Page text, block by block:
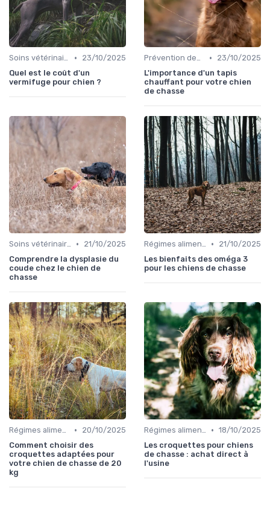
Soins vétérinaires pour chiens de chasse •
23/10/2025
Quel est le coût d'un
vermifuge pour chien ?
Prévention des blessures •
23/10/2025
L'importance d'un tapis
chauffant pour votre chien
de chasse
Soins vétérinaires pour chiens de chasse •
21/10/2025
Comprendre la dysplasie du
coude chez le chien de
chasse
Régimes alimentaires spécifiques •
21/10/2025
Les bienfaits des oméga 3
pour les chiens de chasse
Régimes alimentaires spécifiques •
20/10/2025
Comment choisir des
croquettes adaptées pour
votre chien de chasse de 20
kg
Régimes alimentaires spécifiques • 18/10/2025
Les croquettes pour chiens
de chasse : achat direct à
l'usine